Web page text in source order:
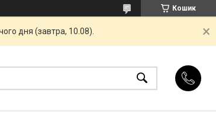
Кошик
дня (завтра, 10.08).